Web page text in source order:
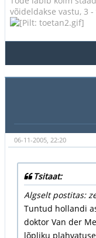
võideldakse vastu, 3
06-11-2005, 22:20
Tsitaat:
Algselt postitas:
Tuntud hollandi
doktor Van der
lõpliku